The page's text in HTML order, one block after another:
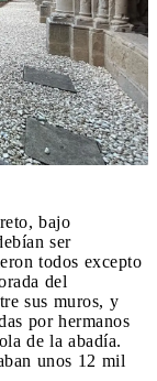
bajo
ser
todos excepto
del
sus muros, y
por hermanos
de la abadía.
unos 12 mil